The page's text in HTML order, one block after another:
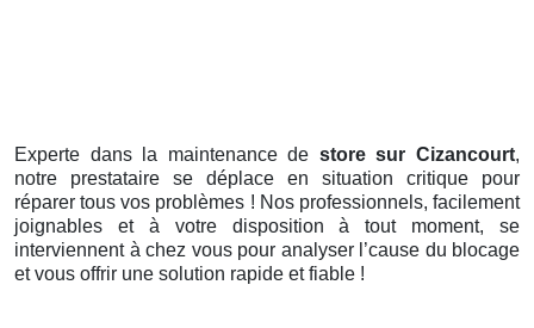
Experte dans la maintenance de store sur Cizancourt,
notre prestataire se déplace en situation critique pour
réparer tous vos problèmes ! Nos professionnels, facilement
joignables et à votre disposition à tout moment, se
interviennent à chez vous pour analyser l’cause du blocage
et vous offrir une solution rapide et fiable !